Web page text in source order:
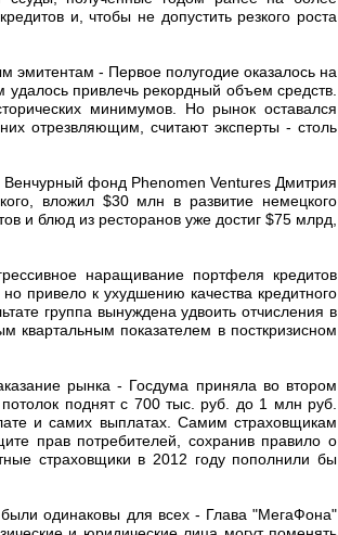
и, чтобы не допустить резкого роста
- Первое полугодие оказалось на
привлечь рекордный объем средств.
минимумов. Но рынок оставался
отрезвляющим, считают эксперты - столь
Венчурный фонд Phenomen Ventures Дмитрия
вложил $30 млн в развитие немецкого
и блюд из ресторанов уже достиг $75 млрд,
наращивание портфеля кредитов
привело к ухудшению качества кредитного
группа вынуждена удвоить отчисления в
показателем в посткризисном
рынка - Госдума приняла во втором
поднят с 700 тыс. руб. до 1 млн руб.
и самих выплатах. Самим страховщикам
прав потребителей, сохранив правило о
страховщики в 2012 году пополнили бы
одинаковы для всех - Глава "МегаФона"